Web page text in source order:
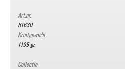
Art.nr.
R1630
Kruitgewicht
1195 gr.
Collectie